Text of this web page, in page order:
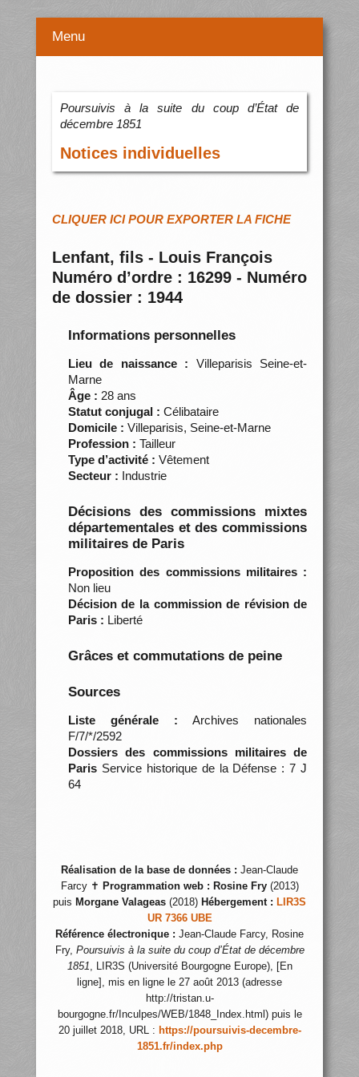
Menu
Poursuivis à la suite du coup d’État de
décembre 1851
Notices individuelles
CLIQUER ICI POUR EXPORTER LA FICHE
Lenfant, fils - Louis François
Numéro d’ordre : 16299 - Numéro
de dossier : 1944
Informations personnelles
Lieu de naissance : Villeparisis Seine-et-
Marne
Âge : 28 ans
Statut conjugal : Célibataire
Domicile : Villeparisis, Seine-et-Marne
Profession : Tailleur
Type d’activité : Vêtement
Secteur : Industrie
Décisions des commissions mixtes
départementales et des commissions
militaires de Paris
Proposition des commissions militaires :
Non lieu
Décision de la commission de révision de
Paris : Liberté
Grâces et commutations de peine
Sources
Liste générale : Archives nationales
F/7/*/2592
Dossiers des commissions militaires de
ParisService historique de la Défense : 7 J
64
Réalisation de la base de données : Jean-Claude
Farcy ✝ Programmation web : Rosine Fry(2013)
puis Morgane Valageas (2018) Hébergement : LIR3S
UR 7366 UBE
Référence électronique : Jean-Claude Farcy, Rosine
Fry, Poursuivis à la suite du coup d’État de décembre
1851, LIR3S (Université Bourgogne Europe), [En
ligne], mis en ligne le 27 août 2013 (adresse
http://tristan.u-
bourgogne.fr/Inculpes/WEB/1848_Index.html) puis le
20 juillet 2018, URL : https://poursuivis-decembre-
1851.fr/index.php